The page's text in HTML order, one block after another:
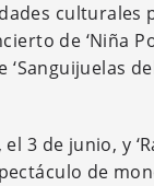
culturales
de ‘Niña
3 de junio, y
de